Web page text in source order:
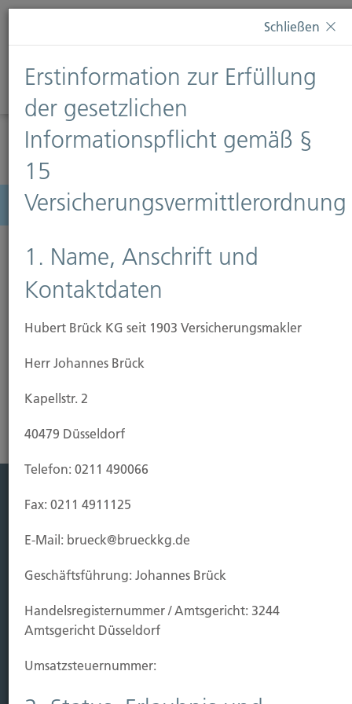
Diese Webseite verwendet Cookies. Wenn Sie weiterhin
Informationen finden Sie auf unserer SeiteDatenschutz
Diese Nachricht nicht erneut anzeigen
Menü
Leistung
Leben
Sichern
Immobilien Vers.
Baubeginn
Schließen
Erstinformation zur Erfüllung
der gesetzlichen
Informationspflicht gemäß §
15
Versicherungsvermittlerordnung
1. Name, Anschrift und
Kontaktdaten
Hubert Brück KG seit 1903 Versicherungsmakler
Herr Johannes Brück
Kapellstr. 2
40479 Düsseldorf
Telefon: 0211 490066
Fax: 0211 4911125
E-Mail: brueck@brueckkg.de
Geschäftsführung: Johannes Brück
Handels­registernummer / Amtsgericht: 3244
Amtsgericht Düsseldorf
Umsatzsteuer­nummer: